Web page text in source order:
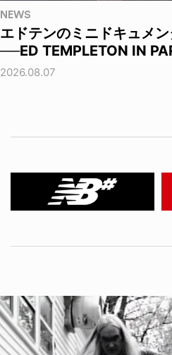
NEWS
エドテンのミニドキュメ
──ED TEMPLETON IN
2026.08.07